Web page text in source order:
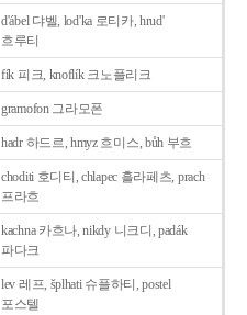
d'ábel 댜벨, lod'ka 로티카, hrud'
흐루티
fík 피크, knoflík 크노플리크
gramofon 그라모폰
hadr 하드르, hmyz 흐미스, bůh 부흐
choditi 호디티, chlapec 흘라페츠, prach
프라흐
kachna 카흐나, nikdy 니크디, padák
파다크
lev 레프, šplhati 슈플하티, postel
포스텔